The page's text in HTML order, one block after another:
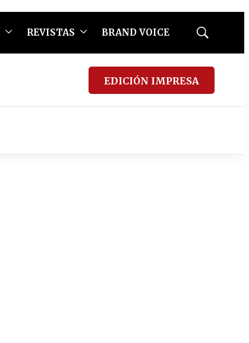
REVISTAS BRAND VOICE
Mostrar
EDICIÓN IMPRESA